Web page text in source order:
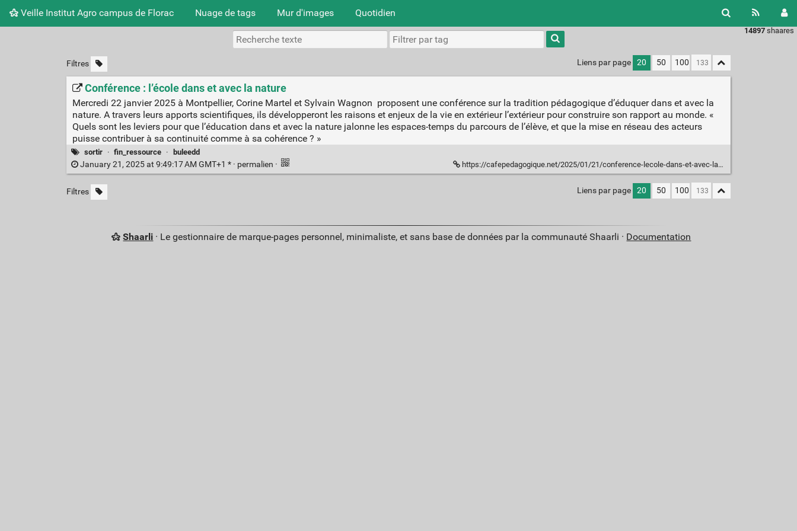
Veille Institut Agro campus de Florac Nuage de tags Mur d'images Quotidien
14897 shaares
Filtres Liens par page 20 50 100
Conférence : l’école dans et avec la nature
Mercredi 22 janvier 2025 à Montpellier, Corine Martel et Sylvain Wagnon proposent une conférence sur la tradition pédagogique d’éduquer dans et avec la
nature. A travers leurs apports scientifiques, ils développeront les raisons et enjeux de la vie en extérieur l’extérieur pour construire son rapport au monde. «
Quels sont les leviers pour que l’éducation dans et avec la nature jalonne les espaces-temps du parcours de l’élève, et que la mise en réseau des acteurs
puisse contribuer à sa continuité comme à sa cohérence ? »
sortir · fin_ressource · buleedd
January 21, 2025 at 9:49:17 AM GMT+1 * · permalien · https://cafepedagogique.net/2025/01/21/conference-lecole-dans-et-avec-la-nature/
Filtres Liens par page 20 50 100
Shaarli · Le gestionnaire de marque-pages personnel, minimaliste, et sans base de données par la communauté Shaarli · Documentation